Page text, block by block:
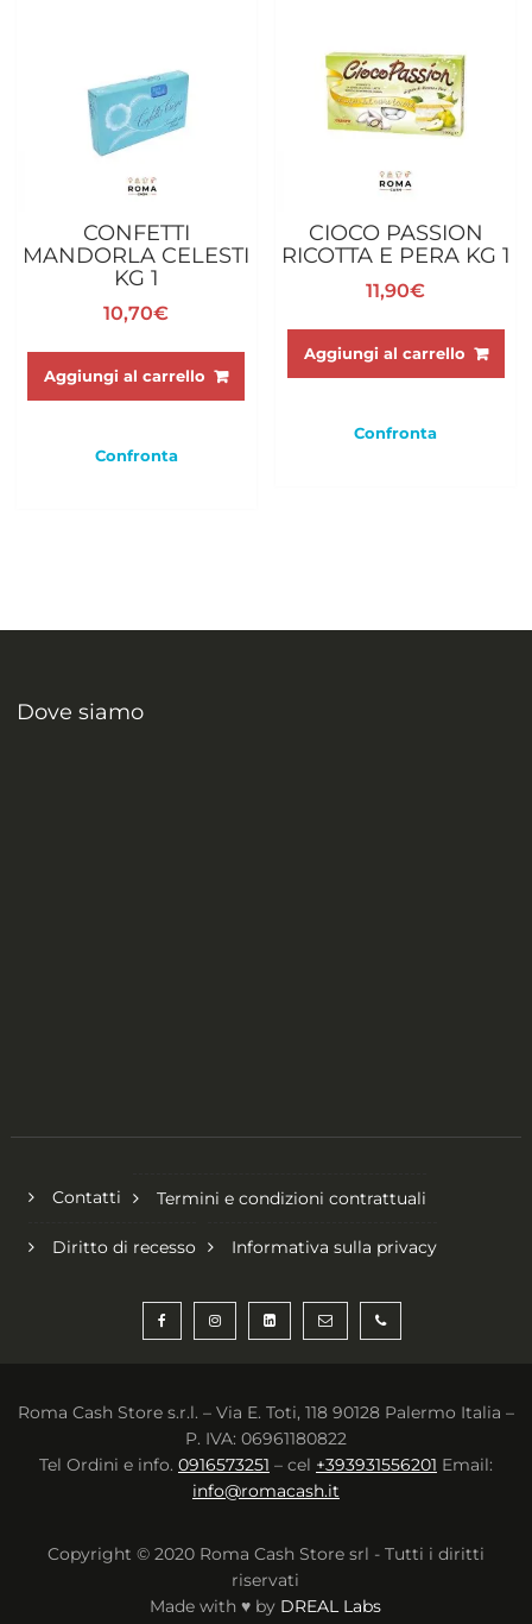
CONFETTI
MANDORLA CELESTI
KG 1
10,70€
Aggiungi al carrello
Confronta
CIOCO PASSION
RICOTTA E PERA KG 1
11,90€
Aggiungi al carrello
Confronta
Dove siamo
Contatti Termini e condizioni contrattuali
Diritto di recesso Informativa sulla privacy
Roma Cash Store s.r.l. – Via E. Toti, 118 90128 Palermo Italia –
P. IVA: 06961180822
Tel Ordini e info. 0916573251 – cel +393931556201 Email:
info@romacash.it
Copyright © 2020 Roma Cash Store srl - Tutti i diritti
riservati
Made with ♥ by DREAL Labs